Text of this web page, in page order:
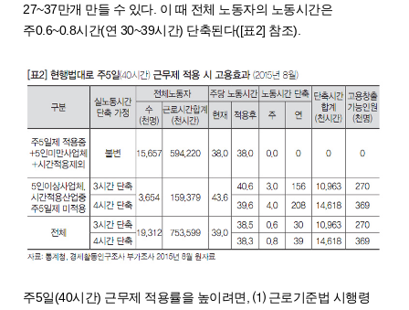
27~37만개 만들 수 있다. 이 때 전체 노동자의 노동시간은
주0.6~0.8시간(연 30~39시간) 단축된다([표2] 참조).
주5일(40시간) 근무제 적용률을 높이려면, ⑴ 근로기준법 시행령